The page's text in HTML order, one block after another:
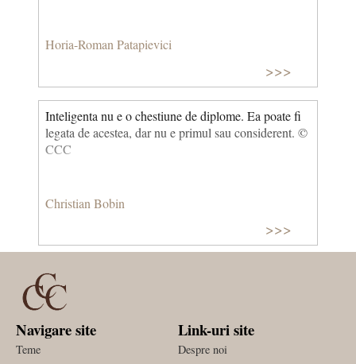
Horia-Roman Patapievici
>>>
Inteligenta nu e o chestiune de diplome. Ea poate fi
legata de acestea, dar nu e primul sau considerent. ©
CCC
Christian Bobin
>>>
Navigare site
Teme
Link-uri site
Despre noi